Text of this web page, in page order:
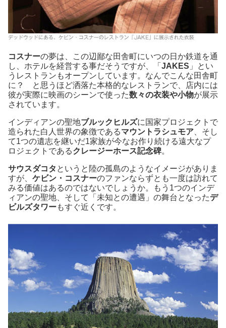
コスナーの夢は、この辺鄙な田舎町にいつの日か鉄道を通
し、ホテルを経営する事だそうですが、「 JAKES 」とい
うレストランもオープンしています。なんでこんな田舎町
に？ と思うほど洒落た本格的なレストランで、店内には
彼が実際に映画のシーンで使った数々の衣装や小物が展示
されています。
インディアンの聖地ブルックヒルズに国家プロジェクトで
造られた白人世界の象徴であるマウントラシュモア 、そし
て1つの遺志を継いだ1家族が今なお作り続ける遠大なプ
ロジェクトであるクレージーホース記念碑。
サウスダコタ というと陸の孤島のようなイメージがありま
すが、 ケビン・コスナーのファンならずとも一度は訪れて
みる価値はあるのではないでしょうか。もう1つのインデ
ィアンの聖地、そして「未知との遭遇」の舞台となったデ
ビルズタワーもすぐ近くです。